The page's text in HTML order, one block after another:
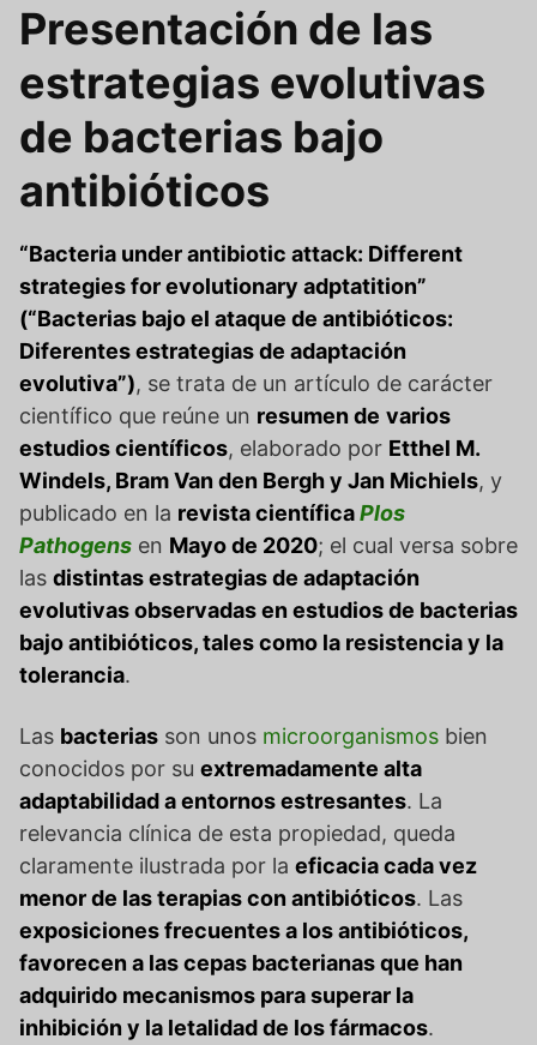
Presentación de las
estrategias evolutivas
de bacterias bajo
antibióticos
“Bacteria under antibiotic attack: Different
strategies for evolutionary adptatition”
(“Bacterias bajo el ataque de antibióticos:
Diferentes estrategias de adaptación
evolutiva”), se trata de un artículo de carácter
científico que reúne un resumen de varios
estudios científicos, elaborado por Etthel M.
Windels, Bram Van den Bergh y Jan Michiels, y
publicado en la revista científicaPlos
Pathogens en Mayo de 2020; el cual versa sobre
las distintas estrategias de adaptación
evolutivas observadas en estudios de bacterias
bajo antibióticos, tales como la resistencia y la
tolerancia.
Las bacterias son unos microorganismos bien
conocidos por su extremadamente alta
adaptabilidad a entornos estresantes. La
relevancia clínica de esta propiedad, queda
claramente ilustrada por la eficacia cada vez
menor de las terapias con antibióticos. Las
exposiciones frecuentes a los antibióticos,
favorecen a las cepas bacterianas que han
adquirido mecanismos para superar la
inhibición y la letalidad de los fármacos.